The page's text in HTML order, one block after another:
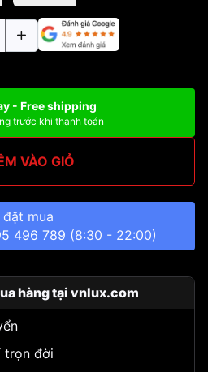
- Free shipping
trước khi thanh toán
VÀO GIỎ
đặt mua
496 789 (8:30 - 22:00)
hàng tại vnlux.com
trọn đời